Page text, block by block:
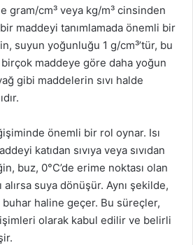
gram/cm³ veya kg/m³ cinsinden
maddeyi tanımlamada önemli bir
suyun yoğunluğu 1 g/cm³’tür, bu
birçok maddeye göre daha yoğun
gibi maddelerin sıvı halde
önemli bir rol oynar. Isı
katıdan sıvıya veya sıvıdan
buz, 0°C’de erime noktası olan
alırsa suya dönüşür. Aynı şekilde,
buhar haline geçer. Bu süreçler,
olarak kabul edilir ve belirli